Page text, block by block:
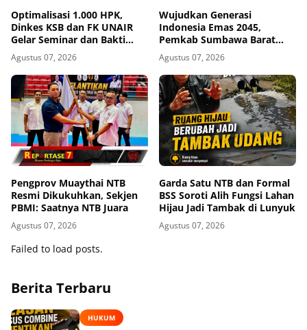
Optimalisasi 1.000 HPK,
Dinkes KSB dan FK UNAIR
Gelar Seminar dan Bakti
Sosial
Agustus 07, 2026
Wujudkan Generasi
Indonesia Emas 2045,
Pemkab Sumbawa Barat
Perkuat Komitmen Lewat
Seminar Kesehatan 1.000
HPK
Agustus 07, 2026
Pengprov Muaythai NTB
Resmi Dikukuhkan, Sekjen
PBMI: Saatnya NTB Juara
Agustus 07, 2026
Garda Satu NTB dan Formal
BSS Soroti Alih Fungsi Lahan
Hijau Jadi Tambak di Lunyuk
Agustus 07, 2026
Failed to load posts.
Berita Terbaru
HUKUM